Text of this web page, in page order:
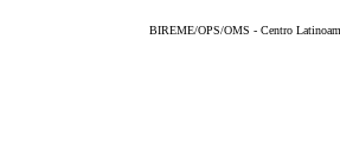
BIREME/OPS/OMS - Centro